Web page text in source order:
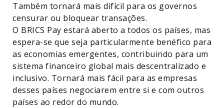
Também tornará mais difícil para os governos
censurar ou bloquear transações.
O BRICS Pay estará aberto a todos os países, mas
espera-se que seja particularmente benéfico para
as economias emergentes, contribuindo para um
sistema financeiro global mais descentralizado e
inclusivo. Tornará mais fácil para as empresas
desses países negociarem entre si e com outros
países ao redor do mundo.